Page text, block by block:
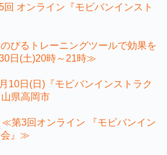
オンライン『モビバンインスト
びるトレーニングツールで効果を
日(土)20時～21時≫
10日(日)『モビバンインストラク
県高岡市
第3回オンライン 『モビバンイン
会』≫